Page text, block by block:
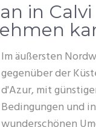
in Calvi
Im äußersten
gegenüber der
d'Azur, mit
Bedingungen und